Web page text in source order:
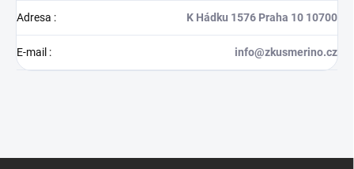
Adresa : K Hádku 1576 Praha 10 10700
E-mail : info@zkusmerino.cz